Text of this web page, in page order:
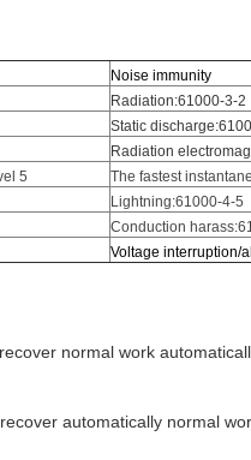
Noise immunity
Radiation:61000-3-2
Static
Radiation
5
The fastest
Lightning:61000-4-5
Conduction
Voltage interruption/
normal work
automatically normal